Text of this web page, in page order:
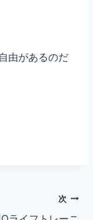
由があるのだ
次